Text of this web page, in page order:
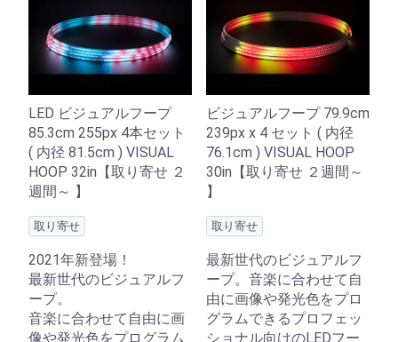
LED ビジュアルフープ
85.3cm 255px 4本セット
( 内径 81.5cm ) VISUAL
HOOP 32in【取り寄せ ２
週間～ 】
取り寄せ
2021年新登場！
最新世代のビジュアルフ
ープ。
音楽に合わせて自由に画
像や発光色をプログラム
ビジュアルフープ 79.9cm
239px x 4 セット ( 内径
76.1cm ) VISUAL HOOP
30in【取り寄せ ２週間～
】
取り寄せ
最新世代のビジュアルフ
ープ。音楽に合わせて自
由に画像や発光色をプロ
グラムできるプロフェッ
ショナル向けのLEDフー